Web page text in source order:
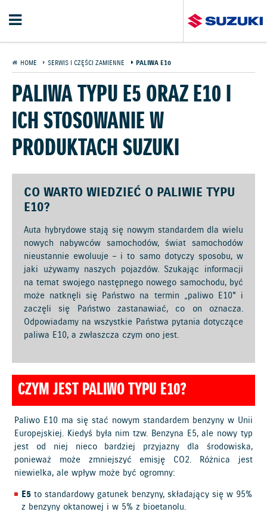
HOME SERWIS I CZĘŚCI ZAMIENNE PALIWA E10
PALIWA TYPU E5 ORAZ E10 I
ICH STOSOWANIE W
PRODUKTACH SUZUKI
CO WARTO WIEDZIEĆ O PALIWIE TYPU
E10?
Auta hybrydowe stają się nowym standardem dla wielu
nowych nabywców samochodów, świat samochodów
nieustannie ewoluuje – i to samo dotyczy sposobu, w
jaki używamy naszych pojazdów. Szukając informacji
na temat swojego następnego nowego samochodu, być
może natknęli się Państwo na termin „paliwo E10" i
zaczęli się Państwo zastanawiać, co on oznacza.
Odpowiadamy na wszystkie Państwa pytania dotyczące
paliwa E10, a zwłaszcza czym ono jest.
CZYM JEST PALIWO TYPU E10?
Paliwo E10 ma się stać nowym standardem benzyny w Unii
Europejskiej. Kiedyś była nim tzw. Benzyna E5, ale nowy typ
jest od niej nieco bardziej przyjazny dla środowiska,
ponieważ może zmniejszyć emisję CO2. Różnica jest
niewielka, ale wpływ może być ogromny:
E5 to standardowy gatunek benzyny, składający się w 95%
z benzyny oktanowej i w 5% z bioetanolu.